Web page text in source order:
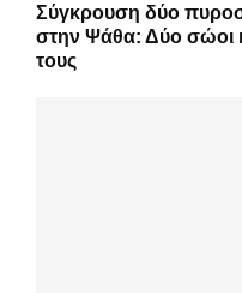
Σύγκρουση δύο
στην Ψάθα: Δύο σώοι
τους